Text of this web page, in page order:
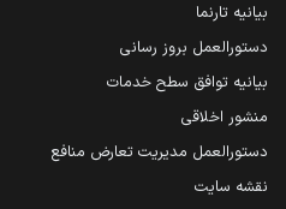
بیانیه تارنما
دستورالعمل بروز رسانی
بیانیه توافق سطح خدمات
منشور اخلاقی
دستورالعمل مدیریت تعارض منافع
نقشه سایت